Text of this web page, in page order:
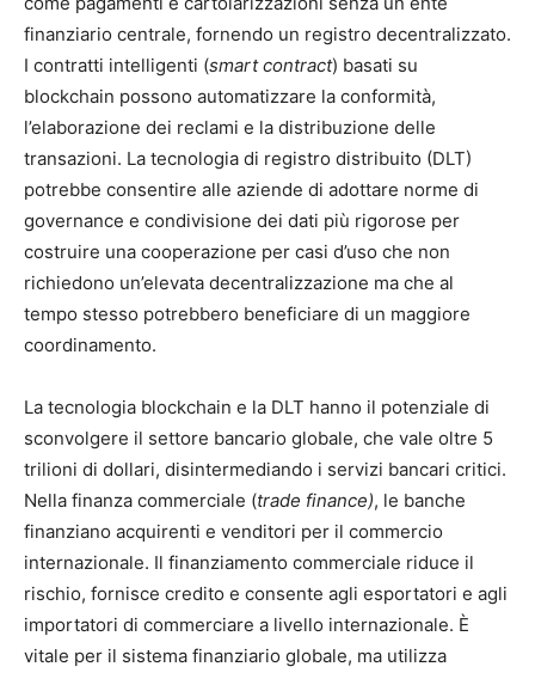
finanziario centrale, fornendo un registro decentralizzato.
I contratti intelligenti (smart contract) basati su
blockchain possono automatizzare la conformità,
l’elaborazione dei reclami e la distribuzione delle
transazioni. La tecnologia di registro distribuito (DLT)
potrebbe consentire alle aziende di adottare norme di
governance e condivisione dei dati più rigorose per
costruire una cooperazione per casi d’uso che non
richiedono un’elevata decentralizzazione ma che al
tempo stesso potrebbero beneficiare di un maggiore
coordinamento.
La tecnologia blockchain e la DLT hanno il potenziale di
sconvolgere il settore bancario globale, che vale oltre 5
trilioni di dollari, disintermediando i servizi bancari critici.
Nella finanza commerciale (trade finance), le banche
finanziano acquirenti e venditori per il commercio
internazionale. Il finanziamento commerciale riduce il
rischio, fornisce credito e consente agli esportatori e agli
importatori di commerciare a livello internazionale. È
vitale per il sistema finanziario globale, ma utilizza